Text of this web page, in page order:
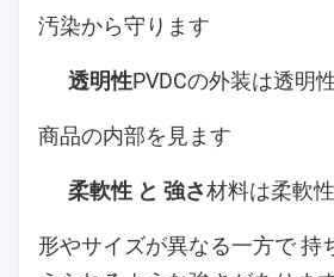
汚染から守ります
透明性PVDCの外装は透明
商品の内部を見ます
柔軟性 と 強さ材料は柔軟
形やサイズが異なる一方で 持